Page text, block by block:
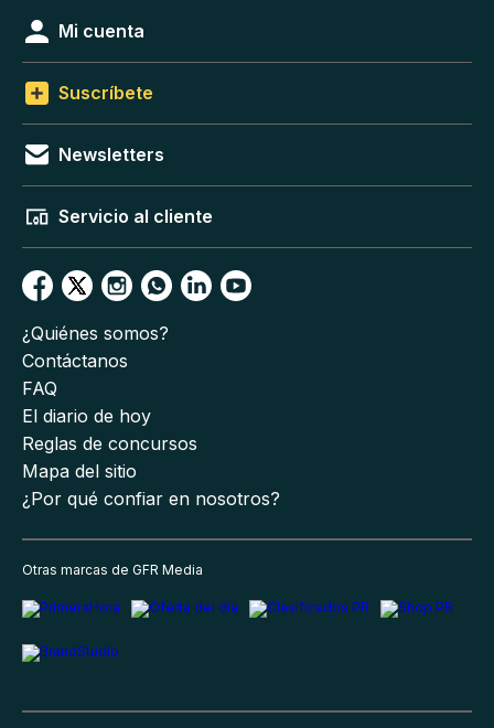
Mi cuenta
Suscríbete
Newsletters
Servicio al cliente
¿Quiénes somos?
Contáctanos
FAQ
El diario de hoy
Reglas de concursos
Mapa del sitio
¿Por qué confiar en nosotros?
Otras marcas de GFR Media